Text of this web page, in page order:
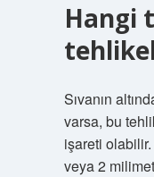
Hangi
Sıvanın
varsa, bu
işareti
veya 2